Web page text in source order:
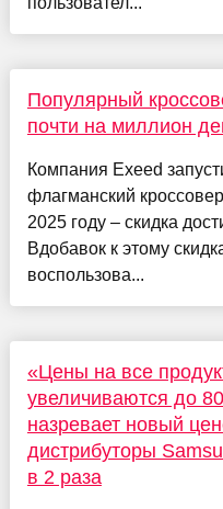
Популярный
почти на миллион
Компания Exeed
флагманский
2025 году – скидка
Вдобавок к этому
воспользова...
«Цены на все
увеличиваются до
назревает новый
дистрибуторы
в 2 раза